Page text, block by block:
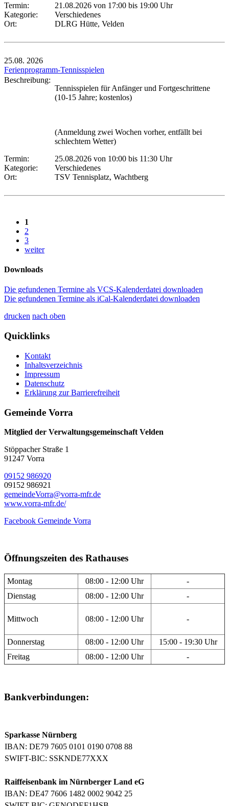
Termin:
21.08.2026 von 17:00 bis 19:00 Uhr
Kategorie:
Verschiedenes
Ort:
DLRG Hütte, Velden
25.08. 2026
Ferienprogramm-Tennisspielen
Beschreibung:
Tennisspielen für Anfänger und Fortgeschrittene
(10-15 Jahre; kostenlos)
(Anmeldung zwei Wochen vorher, entfällt bei
schlechtem Wetter)
Termin:
25.08.2026 von 10:00 bis 11:30 Uhr
Kategorie:
Verschiedenes
Ort:
TSV Tennisplatz, Wachtberg
1
2
3
weiter
Downloads
Die gefundenen Termine als VCS-Kalenderdatei downloaden
Die gefundenen Termine als iCal-Kalenderdatei downloaden
drucken nach oben
Quicklinks
Kontakt
Inhaltsverzeichnis
Impressum
Datenschutz
Erklärung zur Barrierefreiheit
Gemeinde Vorra
Mitglied der Verwaltungsgemeinschaft Velden
Stöppacher Straße 1
91247 Vorra
09152 986920
09152 986921
gemeindeVorra@vorra-mfr.de
www.vorra-mfr.de/
Facebook Gemeinde Vorra
Öffnungszeiten des Rathauses
Montag 08:00 - 12:00 Uhr
-
Dienstag
08:00 - 12:00 Uhr -
Mittwoch 08:00 - 12:00 Uhr -
Donnerstag 08:00 - 12:00 Uhr
15:00 - 19:30 Uhr
Freitag
08:00 - 12:00 Uhr -
Bankverbindungen:
Sparkasse Nürnberg
IBAN: DE79 7605 0101 0190 0708 88
SWIFT-BIC: SSKNDE77XXX
Raiffeisenbank im Nürnberger Land eG
IBAN: DE47 7606 1482 0002 9042 25